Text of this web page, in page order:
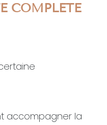
COMPLÈTE
accompagner la